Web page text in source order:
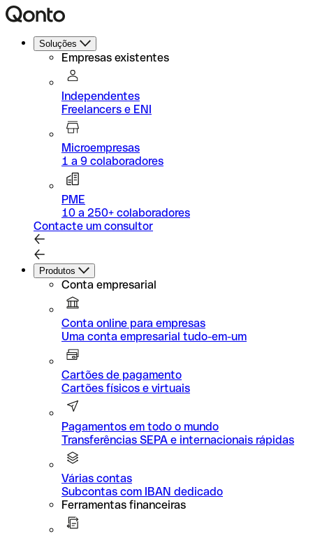
Soluções
Empresas existentes
Independentes
Freelancers e ENI
Microempresas
1 a 9 colaboradores
PME
10 a 250+ colaboradores
Contacte um consultor
Produtos
Conta empresarial
Conta online para empresas
Uma conta empresarial tudo-em-um
Cartões de pagamento
Cartões físicos e virtuais
Pagamentos em todo o mundo
Transferências SEPA e internacionais rápidas
Várias contas
Subcontas com IBAN dedicado
Ferramentas financeiras